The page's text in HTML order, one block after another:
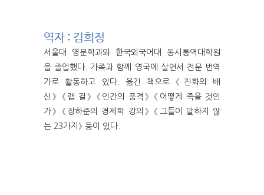
역자 : 김희정
서울대 영문학과와 한국외국어대 동시통역대학원
을 졸업했다. 가족과 함께 영국에 살면서 전문 번역
가로 활동하고 있다. 옮긴 책으로 《진화의 배
신》 《랩 걸》 《인간의 품격》 《어떻게 죽을 것인
가》 《장하준의 경제학 강의》 《그들이 말하지 않
는 23가지》 등이 있다.